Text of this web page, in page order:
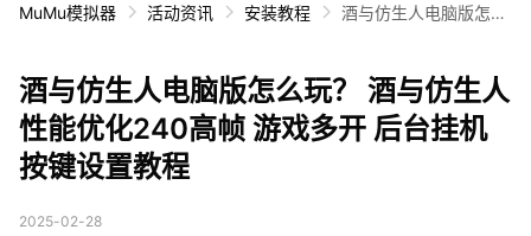
MuMu模拟器 活动资讯 安装教程
酒与仿生人电脑版怎么
后台挂机 按键设置教程
酒与仿生人电脑版怎么玩？ 酒与仿生人
性能优化240高帧 游戏多开 后台挂机
按键设置教程
2025-02-28